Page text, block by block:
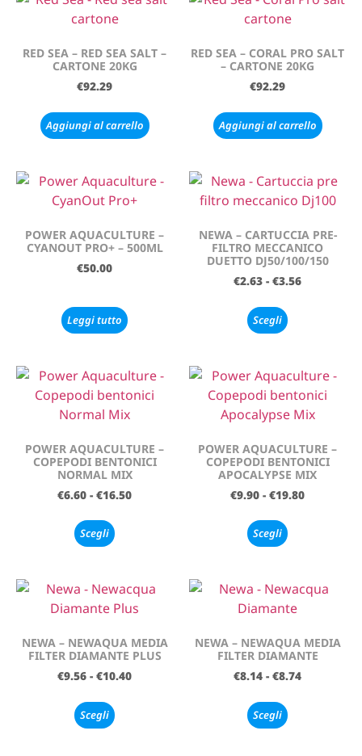
RED SEA – RED SEA SALT –
CARTONE 20KG
€92.29
Aggiungi al carrello
RED SEA – CORAL PRO SALT
– CARTONE 20KG
€92.29
Aggiungi al carrello
POWER AQUACULTURE –
CYANOUT PRO+ – 500ML
€50.00
Leggi tutto
NEWA – CARTUCCIA PRE-
FILTRO MECCANICO
DUETTO DJ50/100/150
€2.63 - €3.56
Scegli
POWER AQUACULTURE –
COPEPODI BENTONICI
NORMAL MIX
€6.60 - €16.50
Scegli
POWER AQUACULTURE –
COPEPODI BENTONICI
APOCALYPSE MIX
€9.90 - €19.80
Scegli
NEWA – NEWAQUA MEDIA
FILTER DIAMANTE PLUS
€9.56 - €10.40
Scegli
NEWA – NEWAQUA MEDIA
FILTER DIAMANTE
€8.14 - €8.74
Scegli